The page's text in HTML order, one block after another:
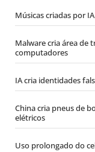
Músicas criadas por
Malware cria área de
computadores
IA cria identidades
China cria pneus de
elétricos
Uso prolongado do